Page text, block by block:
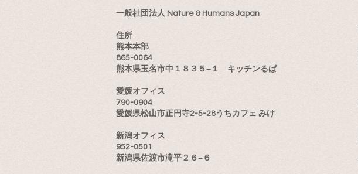
一般社団法人 Nature & Humans Japan
住所
熊本本部
865-0064
熊本県玉名市中１８３５−１ キッチンるぱ
愛媛オフィス
790-0904
愛媛県松山市正円寺2-5-28うちカフェ みけ
新潟オフィス
952-0501
新潟県佐渡市滝平２６−６